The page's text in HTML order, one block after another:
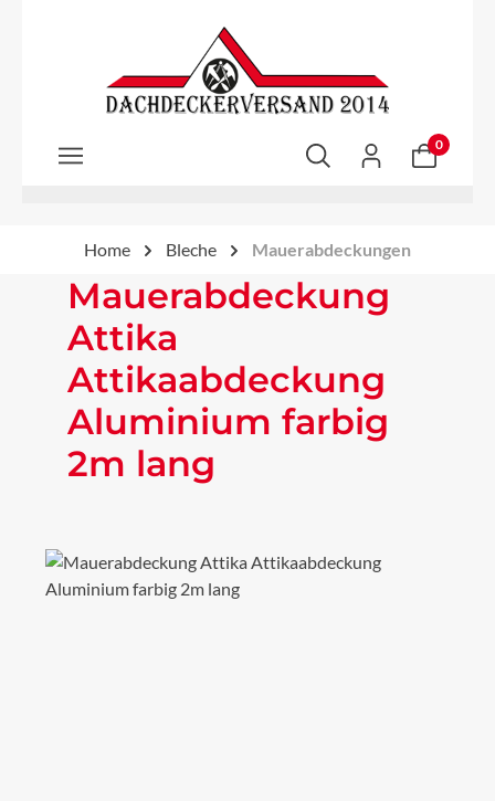
Zum Hauptinhalt springen
0
Home Bleche Mauerabdeckungen
Mauerabdeckung
Attika
Attikaabdeckung
Aluminium farbig
2m lang
Bildergalerie überspringen